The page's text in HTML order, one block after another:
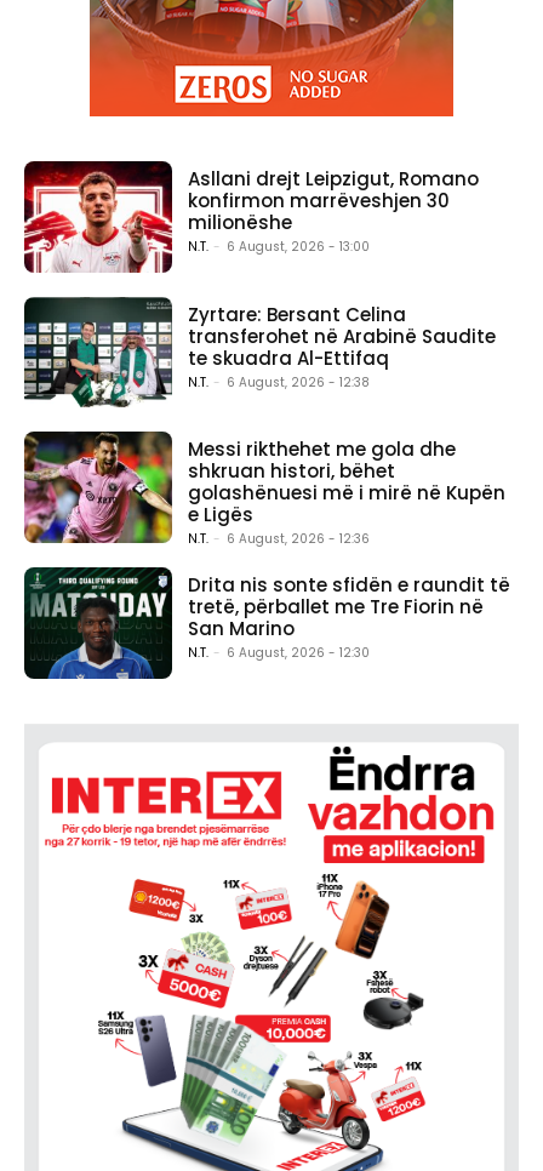
Asllani drejt Leipzigut, Romano
konfirmon marrëveshjen 30
milionëshe
N.T. - 6 August, 2026 - 13:00
Zyrtare: Bersant Celina
transferohet në Arabinë Saudite
te skuadra Al-Ettifaq
N.T. - 6 August, 2026 - 12:38
Messi rikthehet me gola dhe
shkruan histori, bëhet
golashënuesi më i mirë në Kupën
e Ligës
N.T. - 6 August, 2026 - 12:36
Drita nis sonte sfidën e raundit të
tretë, përballet me Tre Fiorin në
San Marino
N.T. - 6 August, 2026 - 12:30